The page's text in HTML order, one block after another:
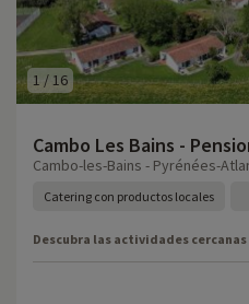
1 / 16
Cambo Les Bains -
Cambo-les-Bains - Pyrénées-
Catering con productos locales
Descubra las actividades cercanas